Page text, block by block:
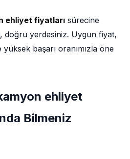
ehliyet fiyatları sürecine
doğru yerdesiniz. Uygun fiyat,
başarı oranımızla öne
ehliyet
Bilmeniz